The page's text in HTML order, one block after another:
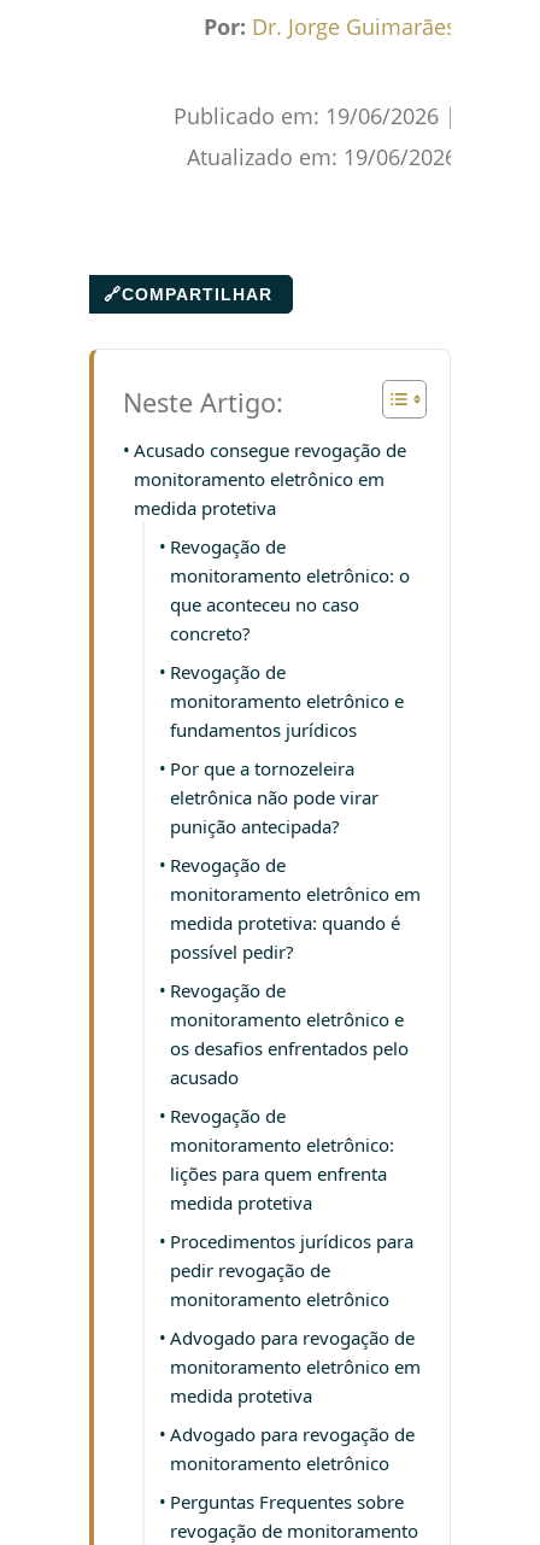
Por: Dr. Jorge Guimarães
Publicado em: 19/06/2026 |
Atualizado em: 19/06/2026
🔗COMPARTILHAR
Neste Artigo:
Acusado consegue revogação de
monitoramento eletrônico em
medida protetiva
Revogação de
monitoramento eletrônico: o
que aconteceu no caso
concreto?
Revogação de
monitoramento eletrônico e
fundamentos jurídicos
Por que a tornozeleira
eletrônica não pode virar
punição antecipada?
Revogação de
monitoramento eletrônico em
medida protetiva: quando é
possível pedir?
Revogação de
monitoramento eletrônico e
os desafios enfrentados pelo
acusado
Revogação de
monitoramento eletrônico:
lições para quem enfrenta
medida protetiva
Procedimentos jurídicos para
pedir revogação de
monitoramento eletrônico
Advogado para revogação de
monitoramento eletrônico em
medida protetiva
Advogado para revogação de
monitoramento eletrônico
Perguntas Frequentes sobre
revogação de monitoramento